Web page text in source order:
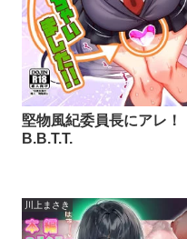
堅物風紀委員長にアレ！
B.B.T.T.
川上まさき